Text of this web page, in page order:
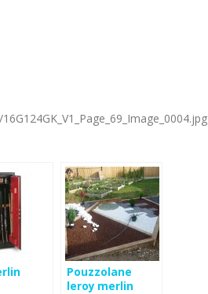
Pouzzolane
leroy merlin